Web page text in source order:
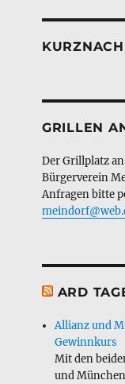
GRILLEN
Der Grillplatz
Bürgerverein
Anfragen bitte
ARD
Allianz und
Gewinnkurs
Mit den
und